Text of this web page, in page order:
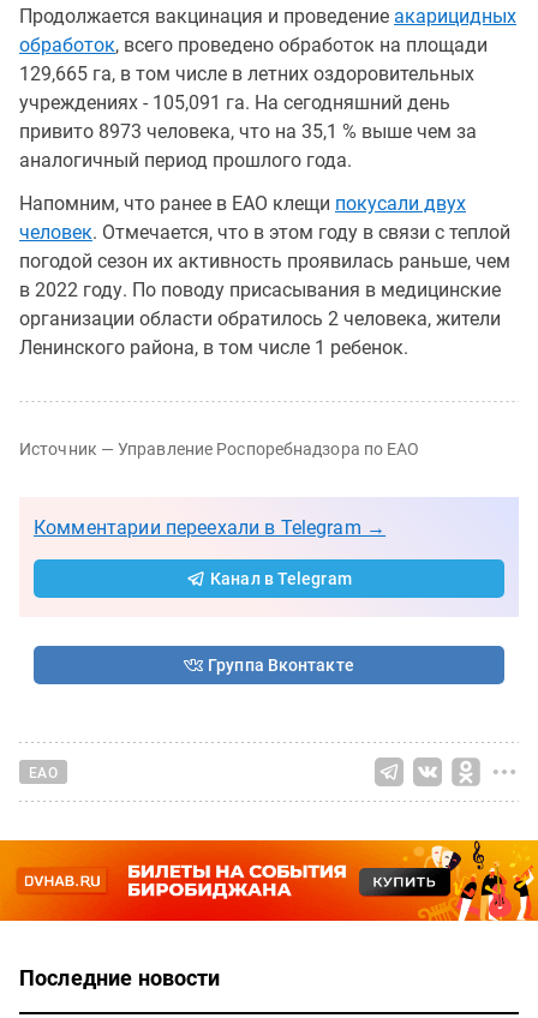
Продолжается вакцинация и проведение акарицидных
обработок, всего проведено обработок на площади
129,665 га, в том числе в летних оздоровительных
учреждениях - 105,091 га. На сегодняшний день
привито 8973 человека, что на 35,1 % выше чем за
аналогичный период прошлого года.
Напомним, что ранее в ЕАО клещи покусали двух
человек. Отмечается, что в этом году в связи с теплой
погодой сезон их активность проявилась раньше, чем
в 2022 году. По поводу присасывания в медицинские
организации области обратилось 2 человека, жители
Ленинского района, в том числе 1 ребенок.
Источник — Управление Роспоребнадзора по ЕАО
Комментарии переехали в Telegram →
Канал в Telegram
Группа Вконтакте
ЕАО
Последние новости